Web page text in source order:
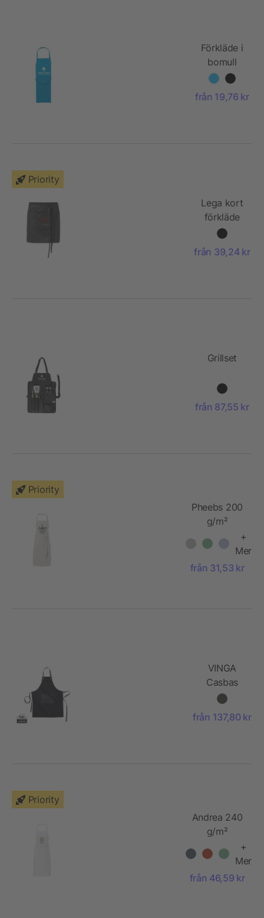
Förkläde i
bomull
(180g/m²)
från 19,76 kr
Priority
Lega kort
förkläde
från 39,24 kr
Grillset
från 87,55 kr
Priority
Pheebs 200
g/m²
förkläde av
återvunnen
bomull
+
Mer
från 31,53 kr
VINGA
Casbas
förkläde
från 137,80 kr
Priority
Andrea 240
g/m²
med
justerbar
+
Mer
från 46,59 kr